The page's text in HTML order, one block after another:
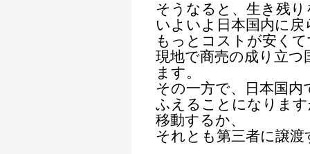
そうなると、生き残
いよいよ日本国内に
もっとコストが安く
現地で商売の成り立
ます。
その一方で、日本国
ふえることになりま
移動するか、
それとも第三者に譲